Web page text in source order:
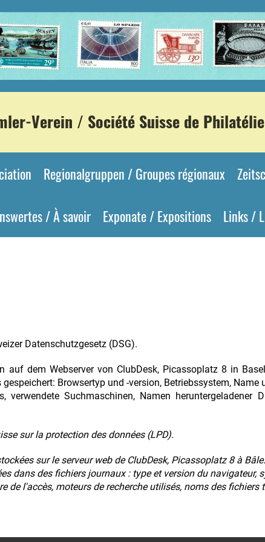
Verein / Société Suisse de
Regionalgruppen / Groupes régionaux
/ À savoir Exponate / Expositions Links /
Datenschutzgesetz (DSG).
auf dem Webserver von ClubDesk, Picassoplatz 8 in
Browsertyp und -version, Betriebssystem,
verwendete Suchmaschinen, Namen heruntergeladener
sur la protection des données (LPD).
sur le serveur web de ClubDesk, Picassoplatz 8 à
dans des fichiers journaux : type et version du
de l'accès, moteurs de recherche utilisés, noms des fichiers